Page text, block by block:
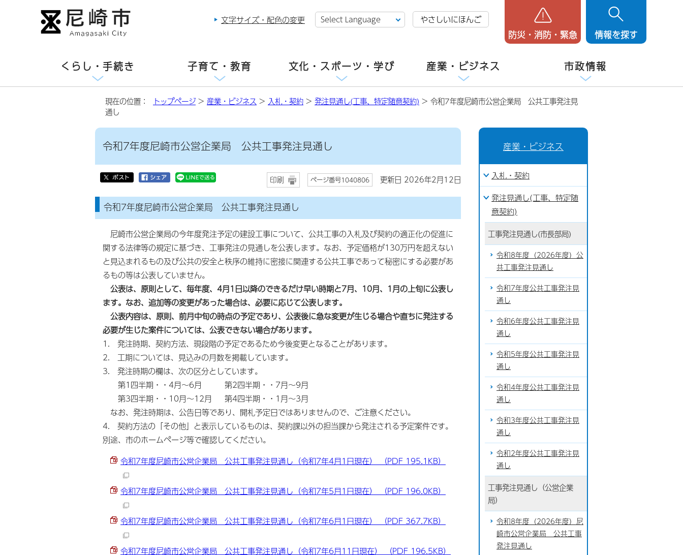
文字サイズ・配色の変更 やさしいにほんご
防災・消防・緊急 情報を探す
くらし・手続き 子育て・教育 文化・スポーツ・学び 産業・ビジネス 市政情報
現在の位置： トップページ> 産業・ビジネス > 入札・契約 > 発注見通し(工事、特定随意契約) > 令和7年度尼崎市公営企業局 公共工事発注見
通し
令和7年度尼崎市公営企業局 公共工事発注見通し
印刷 ページ番号1040806 更新日 2026年2月12日
令和7年度尼崎市公営企業局 公共工事発注見通し
尼崎市公営企業局の今年度発注予定の建設工事について、公共工事の入札及び契約の適正化の促進に
関する法律等の規定に基づき、工事発注の見通しを公表します。なお、予定価格が130万円を超えない
と見込まれるもの及び公共の安全と秩序の維持に密接に関連する公共工事であって秘密にする必要があ
るもの等は公表していません。
公表は、原則として、毎年度、4月1日以降のできるだけ早い時期と7月、10月、1月の上旬に公表し
ます。なお、追加等の変更があった場合は、必要に応じて公表します。
公表内容は、原則、前月中旬の時点の予定であり、公表後に急な変更が生じる場合や直ちに発注する
必要が生じた案件については、公表できない場合があります。
1. 発注時期、契約方法、現段階の予定であるため今後変更となることがあります。
2. 工期については、見込みの月数を掲載しています。
3. 発注時期の欄は、次の区分としています。
第1四半期・・4月～6月 第2四半期・・7月～9月
第3四半期・・10月～12月 第4四半期・・1月～3月
なお、発注時期は、公告日等であり、開札予定日ではありませんので、ご注意ください。
4. 契約方法の「その他」と表示しているものは、契約課以外の担当課から発注される予定案件です。
別途、市のホームページ等で確認してください。
令和7年度尼崎市公営企業局 公共工事発注見通し（令和7年4月1日現在） （PDF 195.1KB）
令和7年度尼崎市公営企業局 公共工事発注見通し（令和7年5月1日現在） （PDF 196.0KB）
令和7年度尼崎市公営企業局 公共工事発注見通し（令和7年6月1日現在） （PDF 367.7KB）
令和7年度尼崎市公営企業局 公共工事発注見通し（令和7年6月11日現在） （PDF 196.5KB）
産業・ビジネス
入札・契約
発注見通し(工事、特定随
意契約)
工事発注見通し(市長部局)
令和8年度（2026年度）公
共工事発注見通し
令和7年度公共工事発注見
通し
令和6年度公共工事発注見
通し
令和5年度公共工事発注見
通し
令和4年度公共工事発注見
通し
令和3年度公共工事発注見
通し
令和2年度公共工事発注見
通し
工事発注見通し（公営企業
局）
令和8年度（2026年度）尼
崎市公営企業局 公共工事
発注見通し